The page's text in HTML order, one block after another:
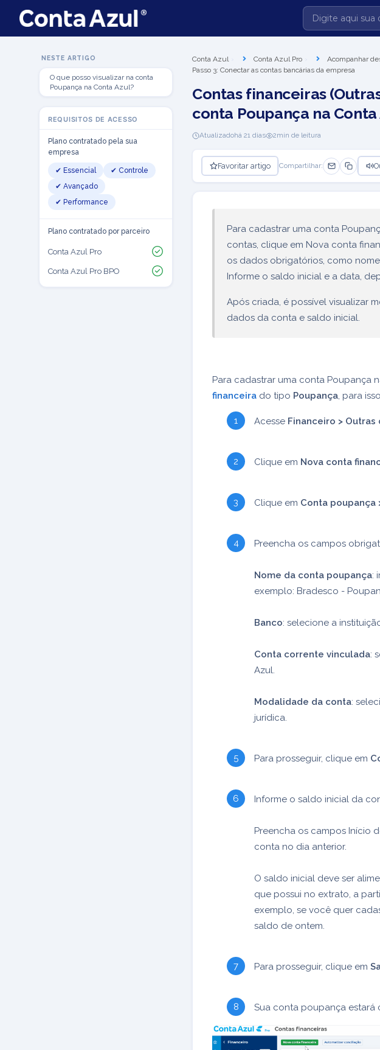
NESTE ARTIGO
O que posso visualizar na conta
Poupança na Conta Azul?
REQUISITOS DE ACESSO
Plano contratado pela sua
empresa
✔ Essencial
✔ Controle
✔ Avançado
✔ Performance
Plano contratado por parceiro
Conta Azul Pro
Conta Azul Pro BPO
Conta Azul Conta Azul Pro
Acompanhar
Passo 3: Conectar as contas bancárias da empresa
Contas financeiras
conta Poupança na Conta
Atualizadohá 21 dias 2min de leitura
Favoritar artigo Compartilhar:
Para cadastrar uma conta
contas, clique em Nova conta
os dados obrigatórios, como
Informe o saldo inicial e a data,
Após criada, é possível visualizar
dados da conta e saldo inicial.
Para cadastrar uma conta Poupança
financeira do tipo Poupança , para
Acesse Financeiro > Outras
Clique em Nova conta
Clique em Conta poupança
Preencha os campos
Nome da conta poupança:
exemplo: Bradesco -
Banco: selecione a
Conta corrente vinculada:
Azul.
Modalidade da conta:
jurídica.
Para prosseguir, clique em
Informe o saldo inicial da
Preencha os campos Início
conta no dia anterior.
O saldo inicial deve ser
que possui no extrato, a
exemplo, se você quer
saldo de ontem.
Para prosseguir, clique em
Sua conta poupança estará